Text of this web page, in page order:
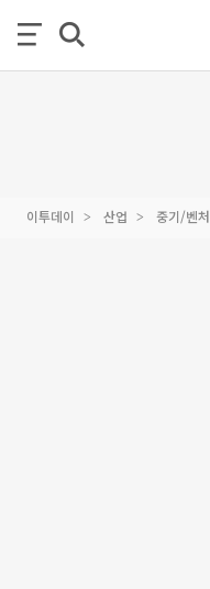
이투데이 산업 중기/벤처